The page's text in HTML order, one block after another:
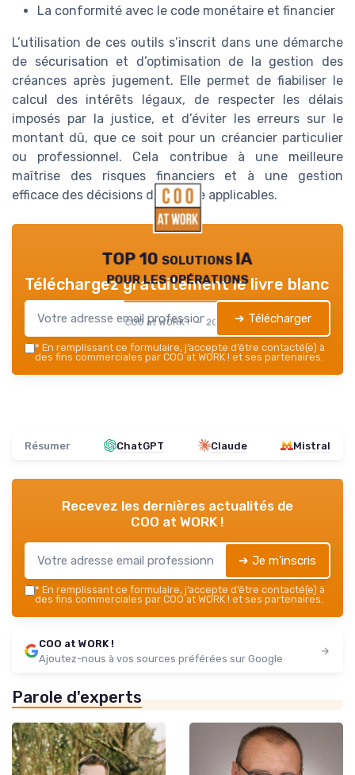
La conformité avec le code monétaire et financier
L’utilisation de ces outils s’inscrit dans une démarche
de sécurisation et d’optimisation de la gestion des
créances après jugement. Elle permet de fiabiliser le
calcul des intérêts légaux, de respecter les délais
imposés par la justice, et d’éviter les erreurs sur le
montant dû, que ce soit pour un créancier particulier
ou professionnel. Cela contribue à une meilleure
maîtrise des risques financiers et à une gestion
efficace des décisions de justice applicables.
TOP 10 solutions IA
pour les opérations
COO at WORK ! — 2026
Téléchargez gratuitement le livre blanc
➔ Télécharger
* En remplissant ce formulaire, j’accepte d’être contacté(e) à
des fins commerciales par COO at WORK ! et ses partenaires.
Résumer ChatGPT Claude Mistral
Recevez les dernières actualités de
COO at WORK !
➔ Je m'inscris
* En remplissant ce formulaire, j’accepte d’être contacté(e) à
des fins commerciales par COO at WORK ! et ses partenaires.
COO at WORK !
Ajoutez-nous à vos sources préférées sur Google
Parole d'experts